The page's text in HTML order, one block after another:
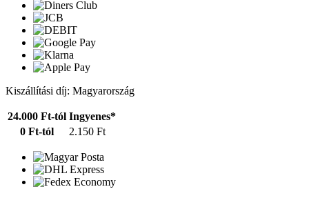
Kiszállítási díj: Magyarország
24.000 Ft-tól Ingyenes*
0 Ft-tól
2.150 Ft